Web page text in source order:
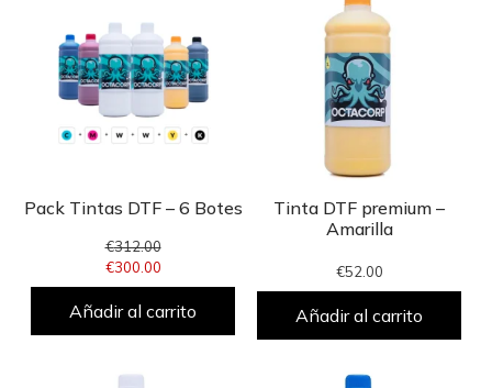
Pack Tintas DTF – 6 Botes
€312.00
€300.00
Añadir al carrito
Tinta DTF premium –
Amarilla
€52.00
Añadir al carrito